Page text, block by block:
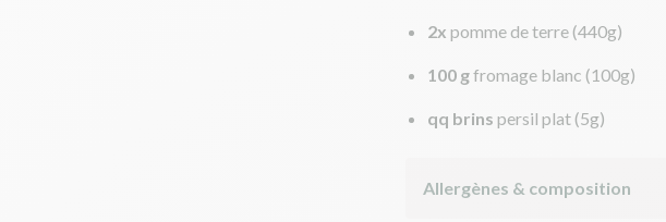
2x pomme de terre (440g)
100 gfromage blanc (100g)
qq brins persil plat (5g)
Allergènes & composition